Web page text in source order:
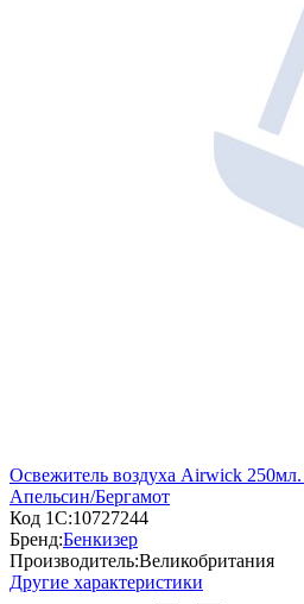
Освежитель воздуха Airwick
Апельсин/Бергамот
Код 1С:10727244
Бренд:Бенкизер
Производитель:Великобритания
Другие характеристики